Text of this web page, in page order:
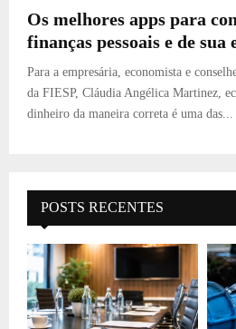
Os melhores apps para
finanças pessoais e de sua
Para a empresária, economista e
da FIESP, Cláudia Angélica Martinez,
dinheiro da maneira correta é uma das...
POSTS RECENTES